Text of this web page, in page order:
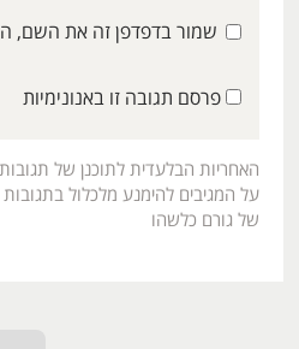
שמור בדפדפן זה את השם,
פרסם תגובה זו באנונימיות
האחריות הבלעדית לתוכנן של
על המגיבים להימנע מלכלול
של גורם כלשהו